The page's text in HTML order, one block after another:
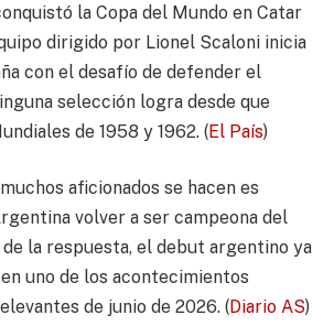
la Copa del Mundo en Catar
dirigido por Lionel Scaloni inicia
con el desafío de defender el
selección logra desde que
de 1958 y 1962. (El País)
aficionados se hacen es
volver a ser campeona del
de la respuesta, el debut argentino ya
uno de los acontecimientos
de junio de 2026. (Diario AS)